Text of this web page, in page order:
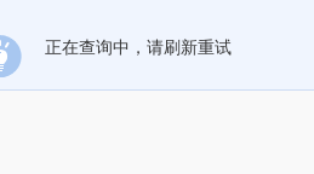
正在查询中，请刷新重试